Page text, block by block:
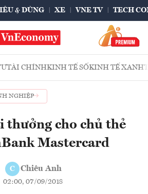
& DÙNG XE VNE TV TECH
TÀI CHÍNHKINH TẾ SỐKINH TẾ XANH
NGHIỆP
thưởng cho chủ thẻ
Mastercard
C Chiêu Anh
02:00, 07/09/2018